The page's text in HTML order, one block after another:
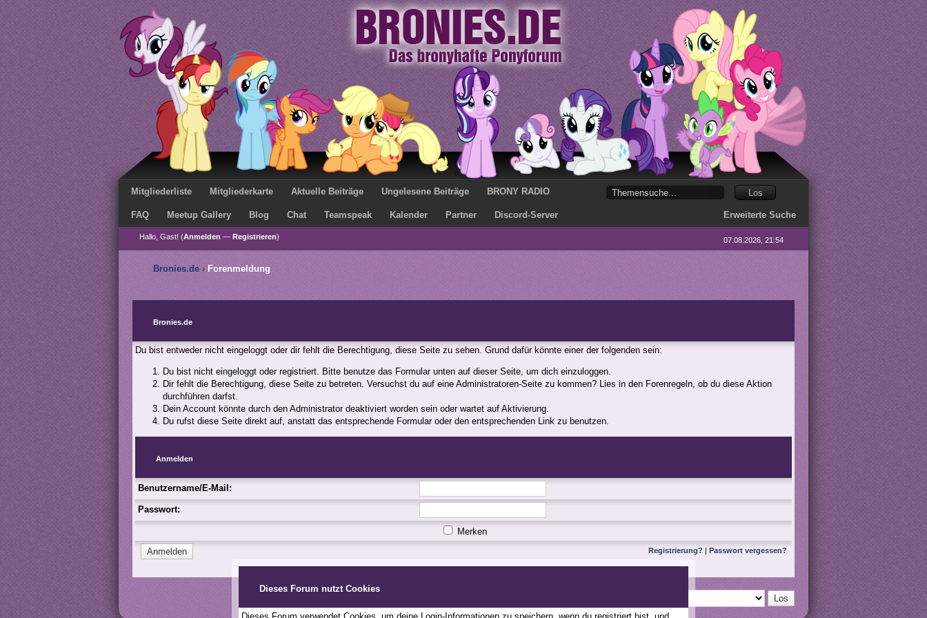
Dieses Forum nutzt Cookies
Mitgliederliste Mitgliederkarte Aktuelle Beiträge Ungelesene Beiträge BRONY RADIO
FAQ Meetup Gallery Blog Chat Teamspeak Kalender Partner Discord-Server Erweiterte Suche
Hallo, Gast! (Anmelden — Registrieren) 07.08.2026, 21:54
Bronies.de › Forenmeldung
Bronies.de
Du bist entweder nicht eingeloggt oder dir fehlt die Berechtigung, diese Seite zu sehen. Grund dafür könnte einer der folgenden sein:
Du bist nicht eingeloggt oder registriert. Bitte benutze das Formular unten auf dieser Seite, um dich einzuloggen.
Dir fehlt die Berechtigung, diese Seite zu betreten. Versuchst du auf eine Administratoren-Seite zu kommen? Lies in den Forenregeln, ob du diese Aktion
durchführen darfst.
Dein Account könnte durch den Administrator deaktiviert worden sein oder wartet auf Aktivierung.
Du rufst diese Seite direkt auf, anstatt das entsprechende Formular oder den entsprechenden Link zu benutzen.
Anmelden
Benutzername/E-Mail:
Passwort:
Merken
Registrierung? | Passwort vergessen?